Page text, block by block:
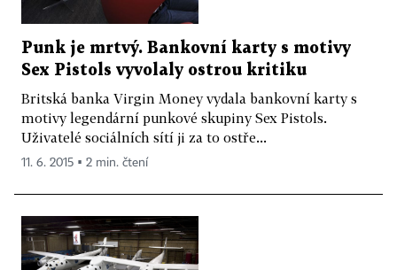
Punk je mrtvý. Bankovní karty s motivy
Sex Pistols vyvolaly ostrou kritiku
Britská banka Virgin Money vydala bankovní karty s
motivy legendární punkové skupiny Sex Pistols.
Uživatelé sociálních sítí ji za to ostře...
11. 6. 2015 ▪ 2 min. čtení